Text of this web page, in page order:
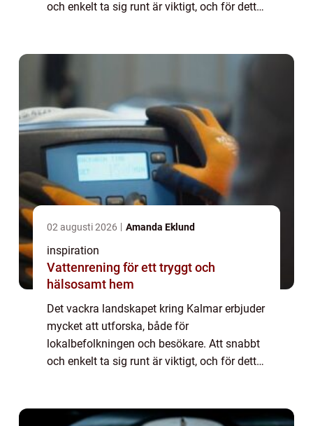
och enkelt ta sig runt är viktigt, och för detta
02 augusti 2026 Amanda Eklund
inspiration
Vattenrening för ett tryggt och
hälsosamt hem
Det vackra landskapet kring Kalmar erbjuder
mycket att utforska, både för
lokalbefolkningen och besökare. Att snabbt
och enkelt ta sig runt är viktigt, och för detta